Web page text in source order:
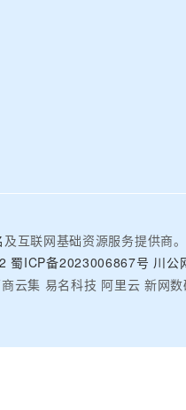
及互联网基础资源服务提供商。
蜀ICP备2023006867号 川公
云集 易名科技 阿里云 新网